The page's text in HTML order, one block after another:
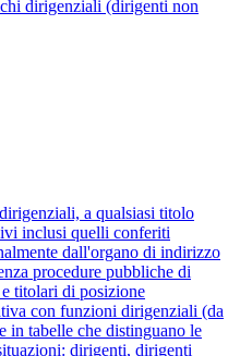
dirigenziali (dirigenti non
a qualsiasi titolo
inclusi quelli conferiti
dall'organo di indirizzo
procedure pubbliche di
e titolari di posizione
con funzioni dirigenziali (da
in tabelle che distinguano le
dirigenti, dirigenti